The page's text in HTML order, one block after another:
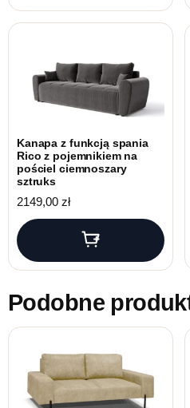
Kanapa z funkcją spania
Rico z pojemnikiem na
pościel ciemnoszary
sztruks
2149,00 zł
Podobne